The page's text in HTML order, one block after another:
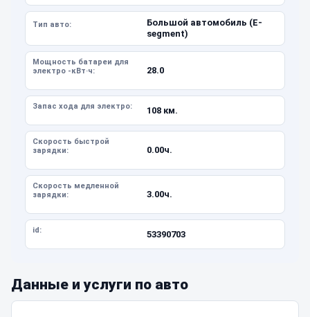
Тип авто:
Большой автомобиль (E-
segment)
Мощность батареи для
электро -кВт·ч:
28.0
Запас хода для электро: 108 км.
Скорость быстрой
зарядки:
0.00ч.
Скорость медленной
зарядки:
3.00ч.
id: 53390703
Данные и услуги по авто